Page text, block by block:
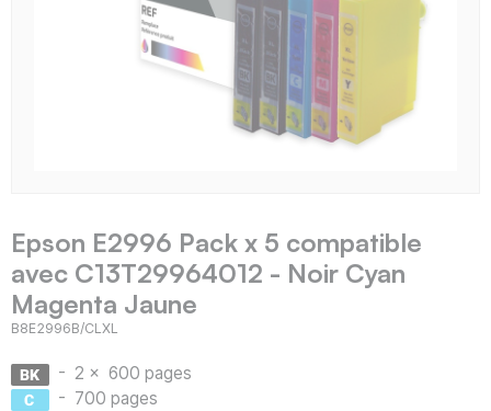
Epson E2996 Pack x 5 compatible
avec C13T29964012 - Noir Cyan
Magenta Jaune
B8E2996B/CLXL
- 2 x 600 pages
- 700 pages